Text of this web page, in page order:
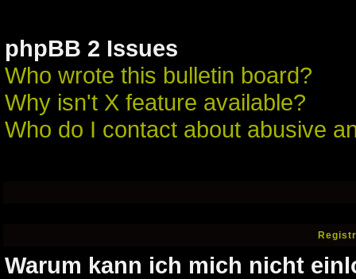
phpBB 2 Issues
Who wrote this bulletin board?
Why isn't X feature available?
Who do I contact about abusive
Warum kann ich mich nicht